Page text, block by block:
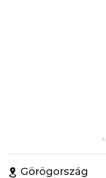
Görögország